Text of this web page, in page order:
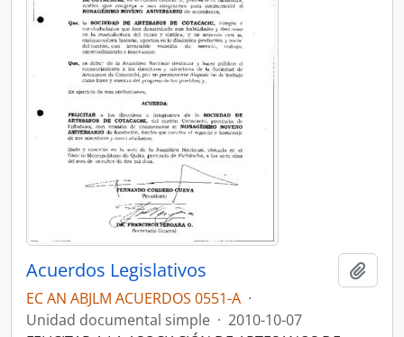
Acuerdos Legislativos
EC AN ABJLM ACUERDOS 0551-A ·
Unidad documental simple · 2010-10-07